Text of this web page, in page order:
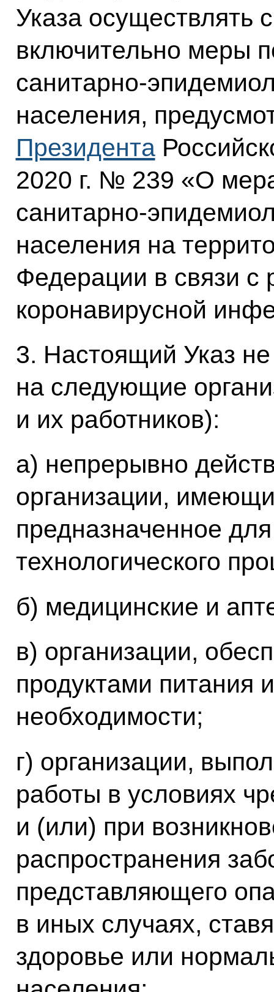
Указа осуществлять
включительно меры
санитарно-
населения,
Президента
2020 г. № 239 «О
санитарно-
населения на
Федерации в связи с
коронавирусной
3. Настоящий Указ
на следующие
и их работников):
а) непрерывно
организации,
предназначенное
технологического
б) медицинские и
в) организации,
продуктами питания
необходимости;
г) организации,
работы в условиях
и (или) при
распространения
представляющего
в иных случаях,
здоровье или